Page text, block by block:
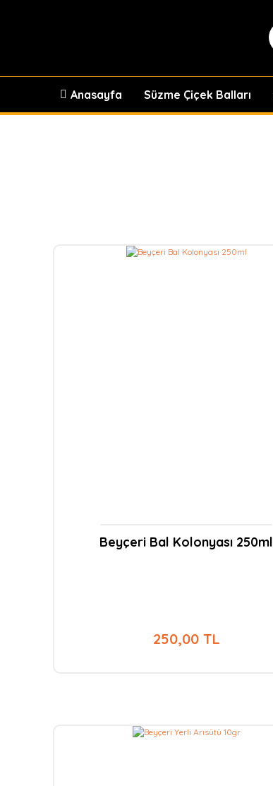
Anasayfa Süzme Çiçek Balları
Beyçeri Bal Kolonyası 250ml
250,00 TL